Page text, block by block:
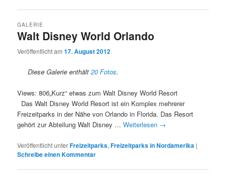
Walt Disney World Orlando
GALERIE
Veröffentlicht am17. August 2012
Diese Galerie enthält20 Fotos.
Views: 806„Kurz“ etwas zum Walt Disney World Resort
Das Walt Disney World Resort ist ein Komplex mehrerer
Freizeitparks in der Nähe von Orlando in Florida. Das Resort
gehört zur Abteilung Walt Disney …Weiterlesen →
Veröffentlicht unterFreizeitparks,Freizeitparks in Nordamerika |
Schreibe einen Kommentar